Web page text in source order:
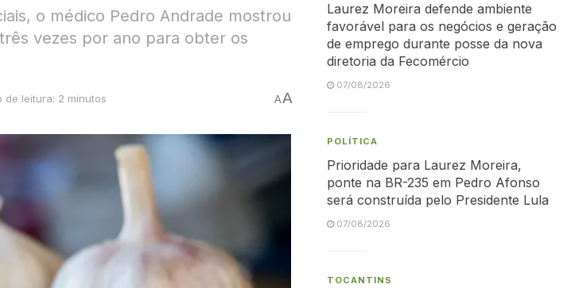
o médico Pedro Andrade mostrou
vezes por ano para obter os
de leitura: 2 minutos AA
Laurez Moreira defende ambiente
favorável para os negócios e geração
de emprego durante posse da nova
diretoria da Fecomércio
07/08/2026
POLÍTICA
Prioridade para Laurez Moreira,
ponte na BR-235 em Pedro Afonso
será construída pelo Presidente Lula
07/08/2026
TOCANTINS